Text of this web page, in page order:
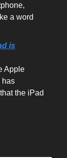
a word
is
Apple
has
the iPad